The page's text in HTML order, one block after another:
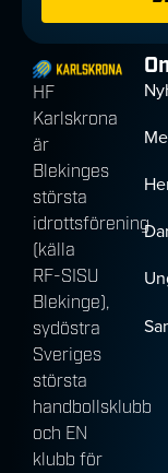
HF
Karlskrona
är
Blekinges
största
idrottsförening
(källa
RF-SISU
Blekinge),
sydöstra
Sveriges
största
handbollsklubb
och EN
klubb för